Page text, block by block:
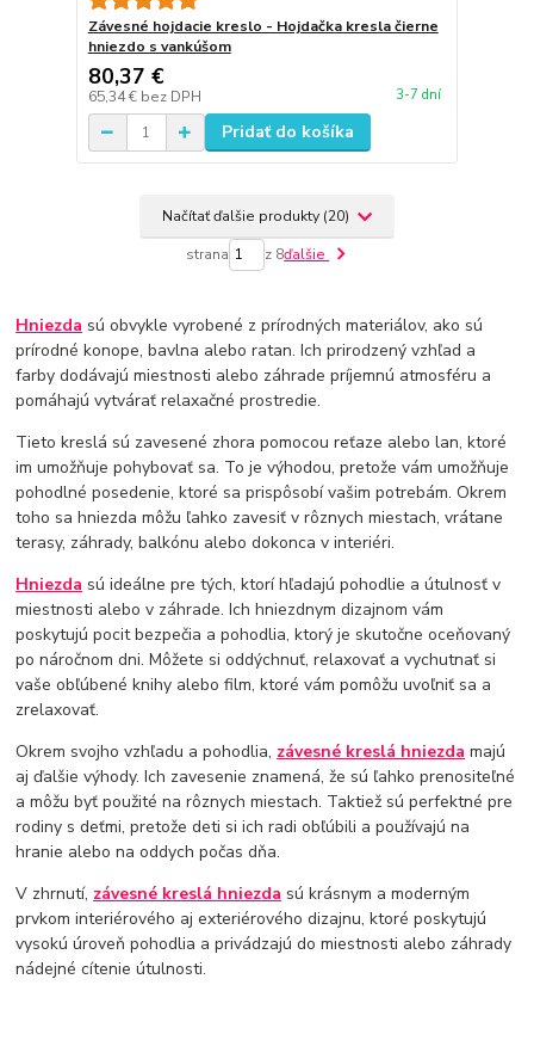
Závesné hojdacie kreslo - Hojdačka kresla čierne
hniezdo s vankúšom
80,37 €
65,34 € bez DPH 3-7 dní
Pridať do košíka
Načítať ďalšie produkty (20)
strana z 8ďalšie
Hniezda sú obvykle vyrobené z prírodných materiálov, ako sú
prírodné konope, bavlna alebo ratan. Ich prirodzený vzhľad a
farby dodávajú miestnosti alebo záhrade príjemnú atmosféru a
pomáhajú vytvárať relaxačné prostredie.
Tieto kreslá sú zavesené zhora pomocou reťaze alebo lan, ktoré
im umožňuje pohybovať sa. To je výhodou, pretože vám umožňuje
pohodlné posedenie, ktoré sa prispôsobí vašim potrebám. Okrem
toho sa hniezda môžu ľahko zavesiť v rôznych miestach, vrátane
terasy, záhrady, balkónu alebo dokonca v interiéri.
Hniezda sú ideálne pre tých, ktorí hľadajú pohodlie a útulnosť v
miestnosti alebo v záhrade. Ich hniezdnym dizajnom vám
poskytujú pocit bezpečia a pohodlia, ktorý je skutočne oceňovaný
po náročnom dni. Môžete si oddýchnuť, relaxovať a vychutnať si
vaše obľúbené knihy alebo film, ktoré vám pomôžu uvoľniť sa a
zrelaxovať.
Okrem svojho vzhľadu a pohodlia, závesné kreslá hniezda majú
aj ďalšie výhody. Ich zavesenie znamená, že sú ľahko prenositeľné
a môžu byť použité na rôznych miestach. Taktiež sú perfektné pre
rodiny s deťmi, pretože deti si ich radi obľúbili a používajú na
hranie alebo na oddych počas dňa.
V zhrnutí, závesné kreslá hniezda sú krásnym a moderným
prvkom interiérového aj exteriérového dizajnu, ktoré poskytujú
vysokú úroveň pohodlia a privádzajú do miestnosti alebo záhrady
nádejné cítenie útulnosti.